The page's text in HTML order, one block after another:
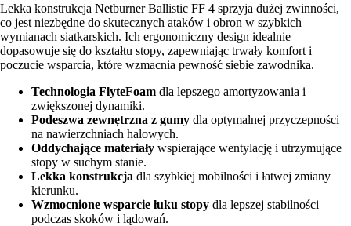
Lekka konstrukcja Netburner Ballistic FF 4 sprzyja dużej zwinności,
co jest niezbędne do skutecznych ataków i obron w szybkich
wymianach siatkarskich. Ich ergonomiczny design idealnie
dopasowuje się do kształtu stopy, zapewniając trwały komfort i
poczucie wsparcia, które wzmacnia pewność siebie zawodnika.
Technologia FlyteFoam dla lepszego amortyzowania i
zwiększonej dynamiki.
Podeszwa zewnętrzna z gumy dla optymalnej przyczepności
na nawierzchniach halowych.
Oddychające materiały wspierające wentylację i utrzymujące
stopy w suchym stanie.
Lekka konstrukcja dla szybkiej mobilności i łatwej zmiany
kierunku.
Wzmocnione wsparcie łuku stopy dla lepszej stabilności
podczas skoków i lądowań.